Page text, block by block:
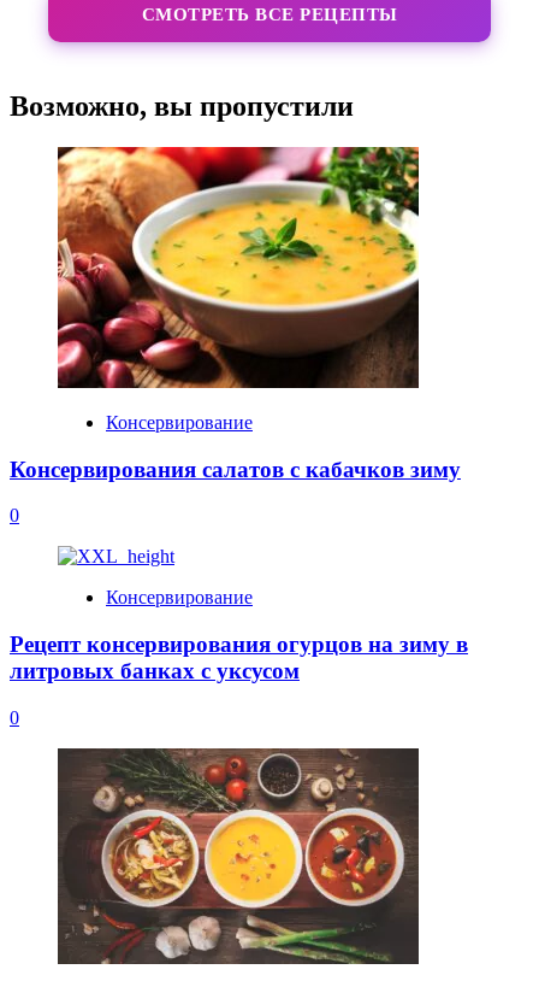
СМОТРЕТЬ ВСЕ РЕЦЕПТЫ
Возможно, вы пропустили
Консервирование
Консервирования салатов с кабачков зиму
0
Консервирование
Рецепт консервирования огурцов на зиму в
литровых банках с уксусом
0